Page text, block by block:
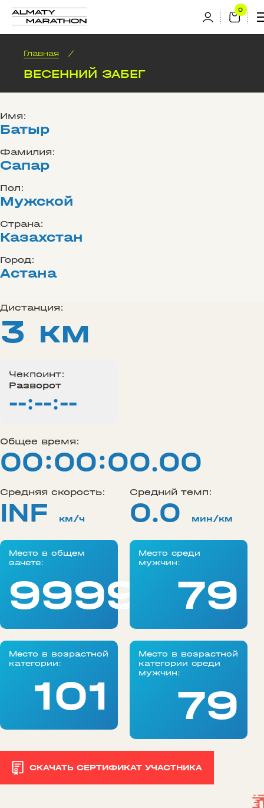
Главная /
ВЕСЕННИЙ ЗАБЕГ
Имя:
Батыр
Фамилия:
Сапар
Пол:
Мужской
Страна:
Казахстан
Город:
Астана
Дистанция:
3 км
Чекпоинт:
Разворот
--:--:--
Общее время:
00:00:00.00
Средняя скорость:
INF км/ч
Средний темп:
0.0 мин/км
Место в общем
зачете:
99999
Место среди
мужчин:
79
Место в возрастной
категории:
101
Место в возрастной
категории среди
мужчин:
79
СКАЧАТЬ СЕРТИФИКАТ УЧАСТНИКА